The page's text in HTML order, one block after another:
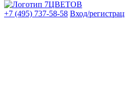
+7 (495) 737-58-58 Вход/